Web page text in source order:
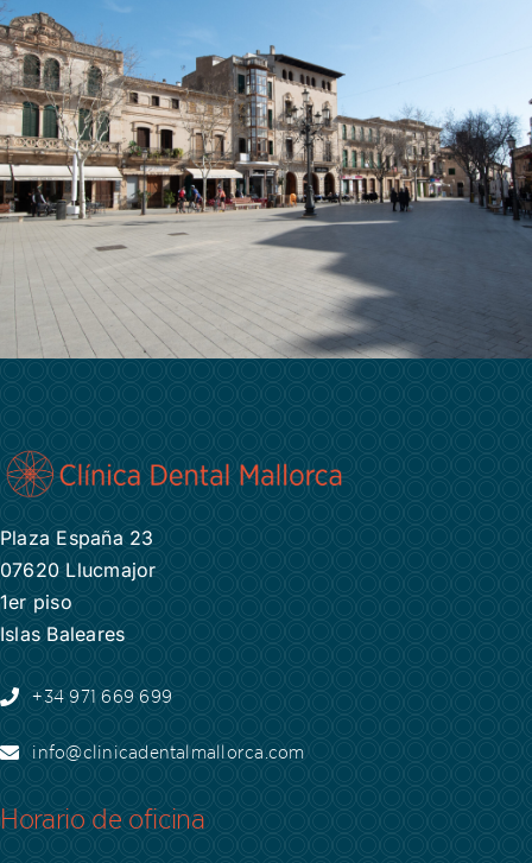
Plaza España 23
07620 Llucmajor
1er piso
Islas Baleares
+34 971 669 699
info@clinicadentalmallorca.com
Horario de oficina